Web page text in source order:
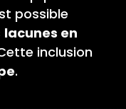
possible
lacunes en
inclusion
.